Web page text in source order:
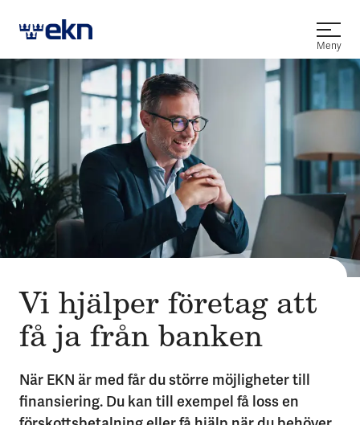
Öppna
Meny
Vi hjälper före­tag att
få ja från banken
När EKN är med får du större möjligheter till
finansiering. Du kan till exempel få loss en